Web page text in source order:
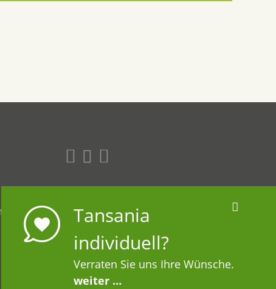
Tansania
individuell?
Verraten Sie uns Ihre Wünsche.
weiter …
Fragen
www.uestra-reisen.de
HUisHU. Digitale Kreativagentur
in Hamburg & Hannover